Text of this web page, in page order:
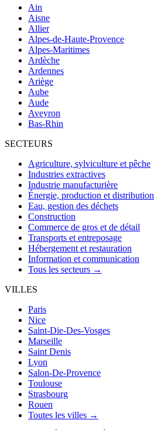
Ain
Aisne
Allier
Alpes-de-Haute-Provence
Alpes-Maritimes
Ardèche
Ardennes
Ariège
Aube
Aude
Aveyron
Bas-Rhin
SECTEURS
Agriculture, sylviculture et pêche
Industries extractives
Industrie manufacturière
Énergie, production et distribution
Eau, gestion des déchets
Construction
Commerce de gros et de détail
Transports et entreposage
Hébergement et restauration
Information et communication
Tous les secteurs →
VILLES
Paris
Nice
Saint-Die-Des-Vosges
Marseille
Saint Denis
Lyon
Salon-De-Provence
Toulouse
Strasbourg
Rouen
Toutes les villes →